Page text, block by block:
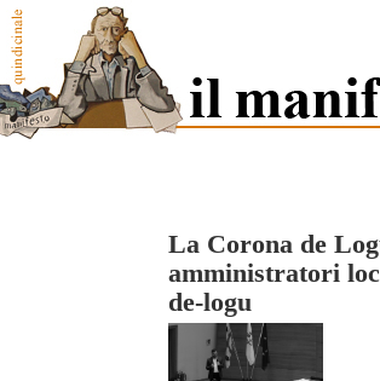
La Corona de
amministratori
de-logu